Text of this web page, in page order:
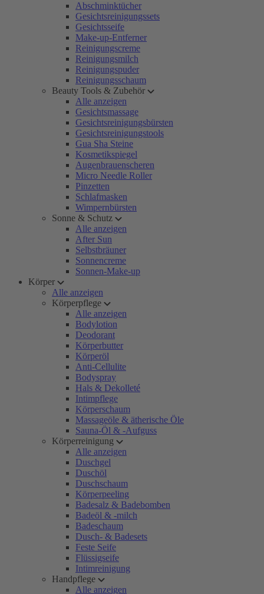
Abschminktücher
Gesichtsreinigungssets
Gesichtsseife
Make-up-Entferner
Reinigungscreme
Reinigungsmilch
Reinigungspuder
Reinigungsschaum
Beauty Tools & Zubehör
Alle anzeigen
Gesichtsmassage
Gesichtsreinigungsbürsten
Gesichtsreinigungstools
Gua Sha Steine
Kosmetikspiegel
Augenbrauenscheren
Micro Needle Roller
Pinzetten
Schlafmasken
Wimpernbürsten
Sonne & Schutz
Alle anzeigen
After Sun
Selbstbräuner
Sonnencreme
Sonnen-Make-up
Körper
Alle anzeigen
Körperpflege
Alle anzeigen
Bodylotion
Deodorant
Körperbutter
Körperöl
Anti-Cellulite
Bodyspray
Hals & Dekolleté
Intimpflege
Körperschaum
Massageöle & ätherische Öle
Sauna-Öl & -Aufguss
Körperreinigung
Alle anzeigen
Duschgel
Duschöl
Duschschaum
Körperpeeling
Badesalz & Badebomben
Badeöl & -milch
Badeschaum
Dusch- & Badesets
Feste Seife
Flüssigseife
Intimreinigung
Handpflege
Alle anzeigen